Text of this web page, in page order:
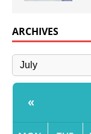
ARCHIVES
«